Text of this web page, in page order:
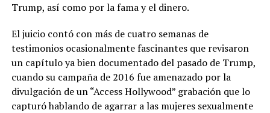
Trump, así como por la fama y el dinero.
El juicio contó con más de cuatro semanas de
testimonios ocasionalmente fascinantes que revisaron
un capítulo ya bien documentado del pasado de Trump,
cuando su campaña de 2016 fue amenazado por la
divulgación de un “Access Hollywood” grabación que lo
capturó hablando de agarrar a las mujeres sexualmente